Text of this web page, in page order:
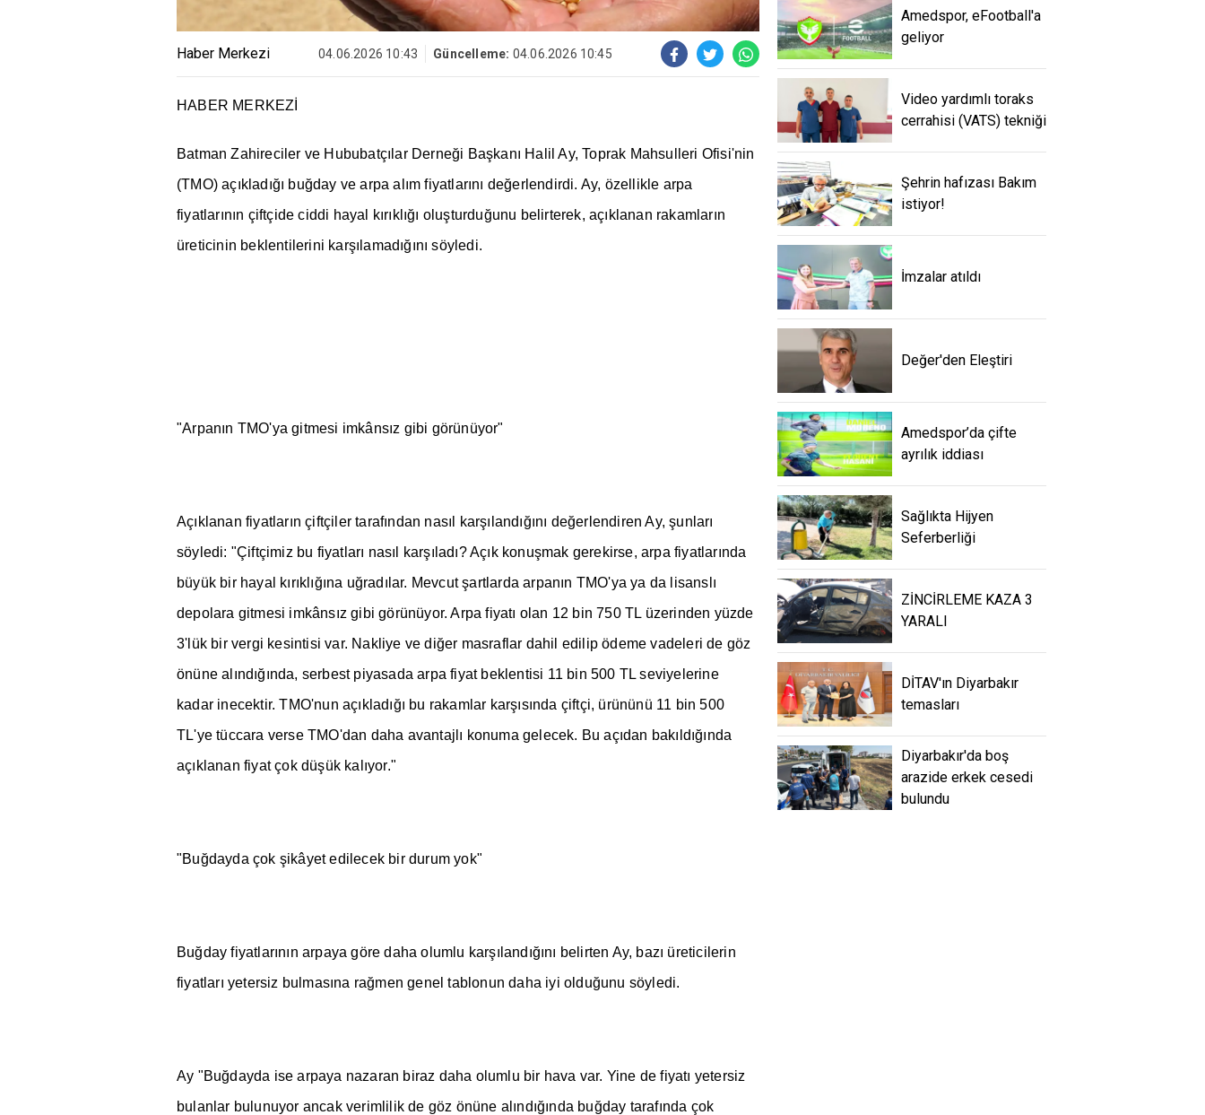
Haber Merkezi 04.06.2026 10:43 Güncelleme: 04.06.2026 10:45
HABER MERKEZ
Batman Zahireciler ve Hububatçı lar Derneği Başkanı Halil Ay, Toprak Mahsulleri Ofisi'nin
(TMO) açıklad ığı buğday ve arpa al ım fiyatlarını değerlendirdi. Ay, özellikle arpa
fiyatlarının çiftçide ciddi hayal kırı kl ığı oluşturduğunu belirterek, açı klanan rakamların
üreticinin beklentilerini karşı lamadığını söyledi.
"Arpanın TMO'ya gitmesi imkânsız gibi görünüyor"
Açı klanan fiyatların çiftçiler tarafından nası l karşı landığını değerlendiren Ay,şunları
söyledi: "Çiftçimiz bu fiyatları nası l karşı ladı? Açı k konuşmak gerekirse, arpa fiyatlarında
büyük bir hayal kırıkl ığına uğrad ı lar. Mevcutşartlarda arpanın TMO'ya ya da lisansl ı
depolara gitmesi imkânsız gibi görünüyor. Arpa fiyatı olan 12 bin 750 TL üzerinden yüzde
3'lük bir vergi kesintisi var. Nakliye ve diğer masraflar dahil edilip ödeme vadeleri de göz
önüne al ındığında, serbest piyasada arpa fiyat beklentisi 11 bin 500 TL seviyelerine
kadar inecektir. TMO'nun açı kladığı bu rakamlar karşısında çiftçi, ürününü 11 bin 500
TL'ye tüccara verse TMO'dan daha avantajl ı konuma gelecek. Bu açıdan bakı ldığında
açı klanan fiyat çok düşük kal ıyor."
"Buğdayda çok şikâyet edilecek bir durum yok"
Buğday fiyatlarının arpaya göre daha olumlu karşı land ığını belirten Ay, bazı üreticilerin
fiyatları yetersiz bulmasına rağmen genel tablonun daha iyi olduğunu söyledi.
Ay "Buğdayda ise arpaya nazaran biraz daha olumlu bir hava var. Yine de fiyatı yetersiz
bulanlar bulunuyor ancak verimlilik de göz önüne al ındığında buğday tarafında çok
Amedspor, eFootball'a
geliyor
Video yardımlı toraks
cerrahisi (VATS) tekniği
Şehrin hafızası Bakım
istiyor!
İmzalar atıldı
Değer'den Eleştiri
Amedspor’da çifte
ayrılık iddiası
Sağlıkta Hijyen
Seferberliği
ZİNCİRLEME KAZA 3
YARALI
DİTAV'ın Diyarbakır
temasları
Diyarbakır'da boş
arazide erkek cesedi
bulundu